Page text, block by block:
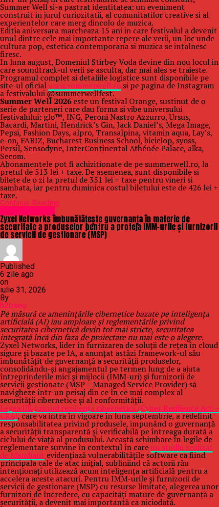
Summer Well si-a pastrat identitatea: un eveniment
construit in jurul curiozitatii, al comunitatilor creative si al
experientelor care merg dincolo de muzica.
Editia aniversara marcheaza 15 ani in care festivalul a devenit
unul dintre cele mai importante repere ale verii, un loc unde
cultura pop, estetica contemporana si muzica se intalnesc
firesc.
In luna august, Domeniul Stirbey Voda devine din nou locul in
care soundtrack-ul verii se asculta, dar mai ales se traieste.
Programul complet si detaliile logistice sunt disponibile pe
site-ul oficialwww.summerwell.ro si pe pagina de Instagram
a festivalului @summerwellfest.
Summer Well 2026 este un festival Orange, sustinut de o
serie de parteneri care dau forma si vibe universului
festivalului: glo™, ING, Peroni Nastro Azzurro, Ursus,
Bacardi, Martini, Hendrick’s Gin, Jack Daniel’s, Mega Image,
Pepsi, Fashion Days, alpro, Transalpina, vitamin aqua, Lay’s,
e-on, FABIZ, Bucharest Business School, biciclop, syoss,
Persil, Sensodyne, InterContinental Athénée Palace, alka,
Secom.
Abonamentele pot fi achizitionate de pe summerwell.ro, la
pretul de 513 lei + taxe. De asemenea, sunt disponibile si
bilete de o zi la pretul de 351 lei + taxe pentru vineri si
sambata, iar pentru duminica costul biletului este de 426 lei +
taxe.
Continue Reading
Zyxel Networks îmbunătățește guvernanța în materie de
securitate a produselor pentru a proteja IMM-urile și furnizorii
de servicii de gestionare (MSP)
Published
6 zile ago
on
iulie 31, 2026
By
b2bseo
Pe măsură ce amenințările cibernetice bazate pe inteligența
artificială (AI) iau amploare și reglementările privind
securitatea cibernetică devin tot mai stricte, securitatea
integrată încă din faza de proiectare nu mai este o alegere.
Zyxel Networks, lider în furnizarea de soluții de rețea în cloud
sigure și bazate pe IA, a anunțat astăzi framework-ul său
îmbunătățit de guvernanță a securității produselor,
consolidându-și angajamentul pe termen lung de a ajuta
întreprinderile mici și mijlocii (IMM-uri) și furnizorii de
servicii gestionate (MSP – Managed Service Provider) să
navigheze într-un peisaj din ce în ce mai complex al
securității cibernetice și al conformității.
Legea UE privind reziliența cibernetică (Cyber Resilience Act –
CRA), care va intra în vigoare în luna septembrie, a redefinit
responsabilitatea privind produsele, impunând o guvernanță
a securității transparentă și verificabilă pe întreaga durată a
ciclului de viață al produsului. Această schimbare în legile de
reglementare survine în contextul în careun studiu realizat
de Mandiant evidențiază vulnerabilitățile software ca fiind
principala cale de atac inițial, subliniind că actorii rău
intenționați utilizează acum inteligența artificială pentru a
accelera aceste atacuri. Pentru IMM-urile și furnizorii de
servicii de gestionare (MSP) cu resurse limitate, alegerea unor
furnizori de încredere, cu capacități mature de guvernanță a
securității, a devenit mai importantă ca niciodată.